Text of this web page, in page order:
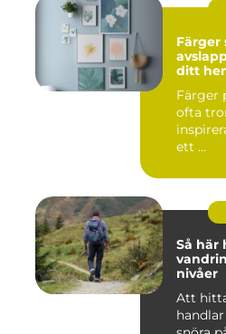
Färger
ditt
Färger
ofta
ett ...
Så här
nivåer
Att